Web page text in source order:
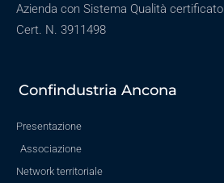
Azienda con Sistema Qualità certificato
Cert. N. 3911498
Confindustria Ancona
Presentazione
Associazione
Network territoriale